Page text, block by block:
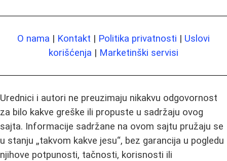
O nama | Kontakt | Politika privatnosti | Uslovi
korišćenja | Marketinški servisi
Urednici i autori ne preuzimaju nikakvu odgovornost
za bilo kakve greške ili propuste u sadržaju ovog
sajta. Informacije sadržane na ovom sajtu pružaju se
u stanju „takvom kakve jesu“, bez garancija u pogledu
njihove potpunosti, tačnosti, korisnosti ili